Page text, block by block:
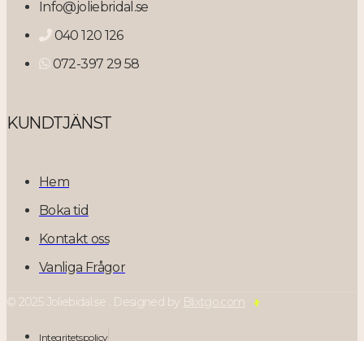
Info@joliebridal.se
040 120 126
072-397 29 58
KUNDTJÄNST
Hem
Boka tid
Kontakt oss
Vanliga Frågor
© 2025 Joliebidal.se . Designed by Blixtgo.com
Integritetspolicy